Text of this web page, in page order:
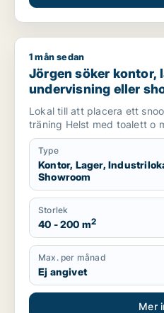
Jörgen söker kontor, lager,
1 mån sedan
Jörgen söker kontor,
undervisning eller
uthyrning i Alvesta
Lokal till att placera ett
träning Helst med
Type
Kontor, Lager,
Showroom
Storlek
40 - 200 m2
Max. per månad
Ej angivet
Mer